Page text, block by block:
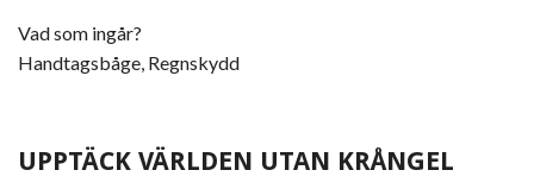
Vad som ingår?
Handtagsbåge, Regnskydd
UPPTÄCK VÄRLDEN UTAN KRÅNGEL